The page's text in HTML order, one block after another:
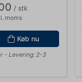
/ stk
moms
Køb nu
- Levering: 2-3